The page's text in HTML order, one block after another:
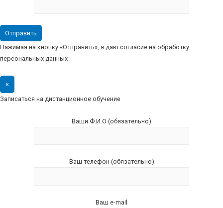
Нажимая на кнопку «Отправить», я даю согласие на обработку
персональных данных
×
Записаться на дистанционное обучение
Ваши Ф.И.О (обязательно)
Ваш телефон (обязательно)
Ваш e-mail